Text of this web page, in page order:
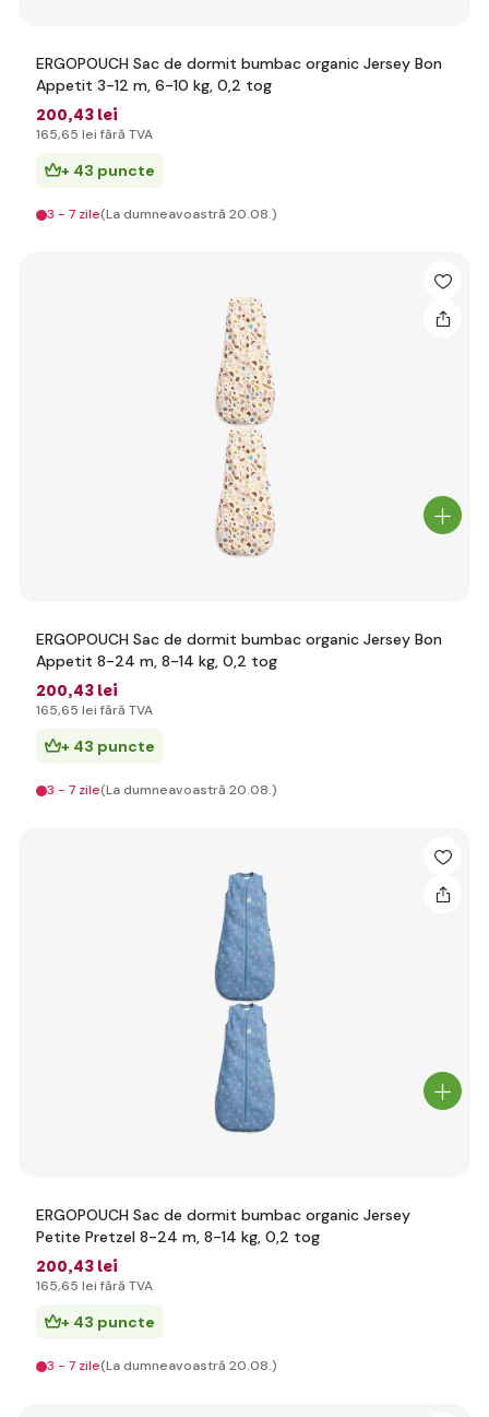
ERGOPOUCH Sac de dormit bumbac organic Jersey Bon
Appetit 3-12 m, 6-10 kg, 0,2 tog
200,43 lei
165,65 lei fără TVA
+ 43 puncte
3 - 7 zile(La dumneavoastră 20.08.)
ERGOPOUCH Sac de dormit bumbac organic Jersey Bon
Appetit 8-24 m, 8-14 kg, 0,2 tog
200,43 lei
165,65 lei fără TVA
+ 43 puncte
3 - 7 zile(La dumneavoastră 20.08.)
ERGOPOUCH Sac de dormit bumbac organic Jersey
Petite Pretzel 8-24 m, 8-14 kg, 0,2 tog
200,43 lei
165,65 lei fără TVA
+ 43 puncte
3 - 7 zile(La dumneavoastră 20.08.)